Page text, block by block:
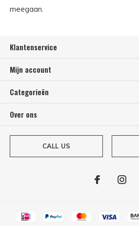
meegaan.
Klantenservice
Mijn account
Categorieën
Over ons
CALL US